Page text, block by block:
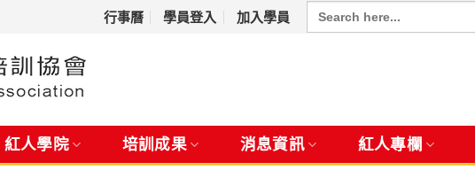
行事曆 學員登入 加入學員
Search
for:
紅人學院 培訓成果 消息資訊 紅人專欄